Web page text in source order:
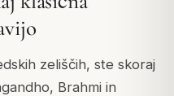
zeliščih, ste skoraj
Brahmi in